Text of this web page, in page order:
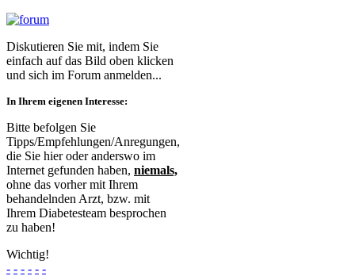
Diskutieren Sie mit, indem Sie
einfach auf das Bild oben klicken
und sich im Forum anmelden...
In Ihrem eigenen Interesse:
Bitte befolgen Sie
Tipps/Empfehlungen/Anregungen,
die Sie hier oder anderswo im
Internet gefunden haben, niemals,
ohne das vorher mit Ihrem
behandelnden Arzt, bzw. mit
Ihrem Diabetesteam besprochen
zu haben!
Wichtig!
- - - - - -